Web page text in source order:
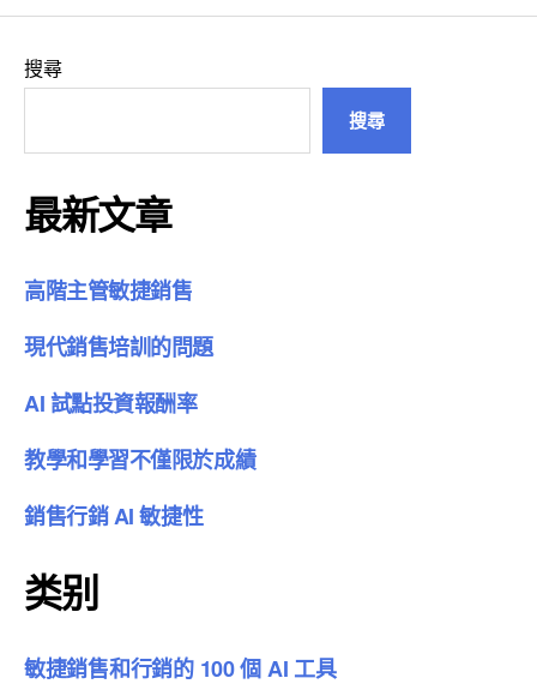
搜尋
搜尋
最新文章
高階主管敏捷銷售
現代銷售培訓的問題
AI 試點投資報酬率
教學和學習不僅限於成績
銷售行銷 AI 敏捷性
类别
敏捷銷售和行銷的 100 個 AI 工具